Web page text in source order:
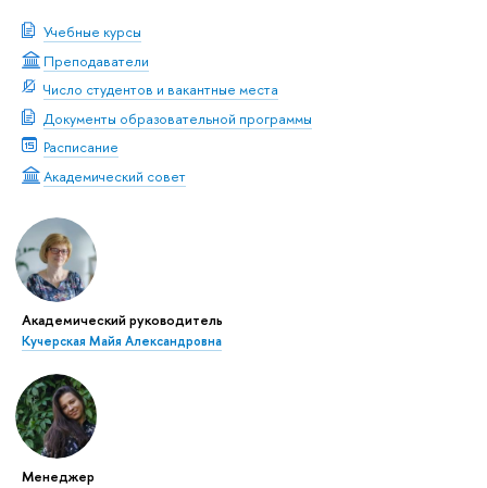
Учебные курсы
Преподаватели
Число студентов и вакантные места
Документы образовательной программы
Расписание
Академический совет
Академический руководитель
Кучерская Майя Александровна
Менеджер